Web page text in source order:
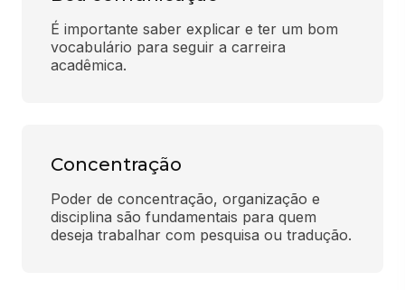
É importante saber explicar e ter um bom
vocabulário para seguir a carreira
acadêmica.
Concentração
Poder de concentração, organização e
disciplina são fundamentais para quem
deseja trabalhar com pesquisa ou tradução.